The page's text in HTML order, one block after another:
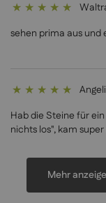
sehen prima aus und
Hab die Steine für
nichts los", kam
Mehr